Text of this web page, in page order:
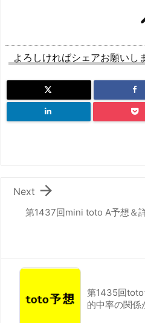
よろしければシェアお願いし
第1437回mini toto A予想＆

Next
第1435回toto
的中率の関係